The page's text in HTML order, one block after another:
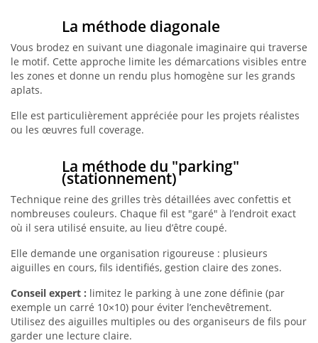
La méthode diagonale
Vous brodez en suivant une diagonale imaginaire qui traverse
le motif. Cette approche limite les démarcations visibles entre
les zones et donne un rendu plus homogène sur les grands
aplats.
Elle est particulièrement appréciée pour les projets réalistes
ou les œuvres full coverage.
La méthode du "parking"
(stationnement)
Technique reine des grilles très détaillées avec confettis et
nombreuses couleurs. Chaque fil est "garé" à l’endroit exact
où il sera utilisé ensuite, au lieu d’être coupé.
Elle demande une organisation rigoureuse : plusieurs
aiguilles en cours, fils identifiés, gestion claire des zones.
Conseil expert : limitez le parking à une zone définie (par
exemple un carré 10×10) pour éviter l’enchevêtrement.
Utilisez des aiguilles multiples ou des organiseurs de fils pour
garder une lecture claire.